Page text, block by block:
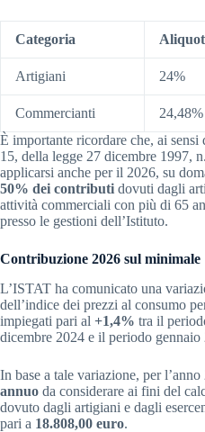
Categoria
Artigiani 24%
Commercianti
24,48%
È importante ricordare che, ai sensi
15, della legge 27 dicembre 1997,
applicarsi anche per il 2026, su
50% dei contributi dovuti dagli
attività commerciali con più di 65
presso le gestioni dell’Istituto.
Contribuzione 2026 sul minimale
L’ISTAT ha comunicato una
dell’indice dei prezzi al consumo
impiegati pari al +1,4% tra il
dicembre 2024 e il periodo
In base a tale variazione, per
annuo da considerare ai fini del
dovuto dagli artigiani e dagli
pari a 18.808,00 euro.